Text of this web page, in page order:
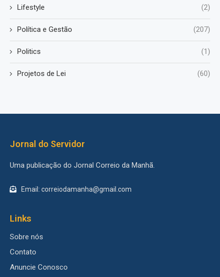
Lifestyle (2)
Política e Gestão (207)
Politics (1)
Projetos de Lei (60)
Jornal do Servidor
Uma publicação do Jornal Correio da Manhã.
Email: correiodamanha@gmail.com
Links
Sobre nós
Contato
Anuncie Conosco